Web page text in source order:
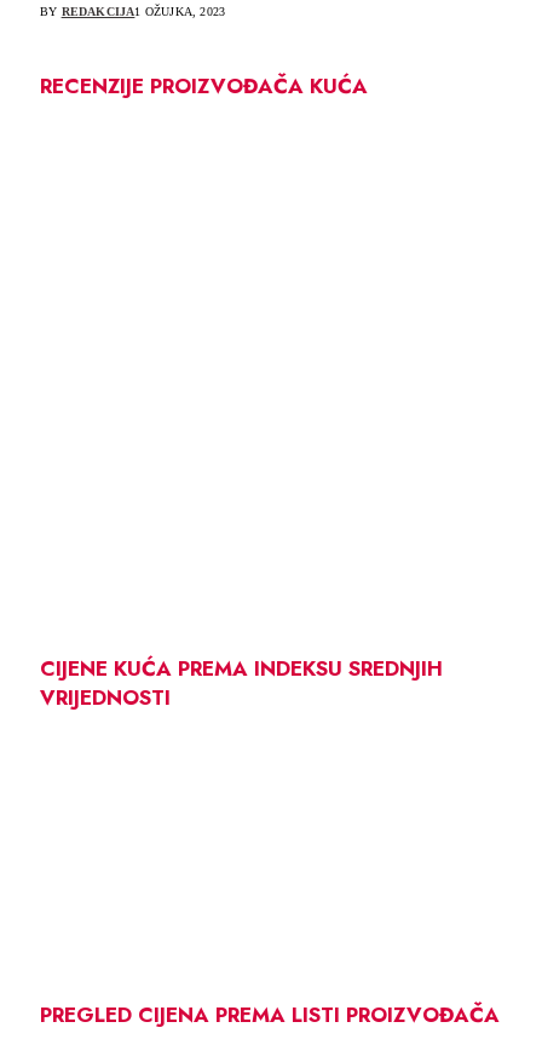
BY REDAKCIJA1 OŽUJKA, 2023
RECENZIJE PROIZVOĐAČA KUĆA
CIJENE KUĆA PREMA INDEKSU SREDNJIH
VRIJEDNOSTI
PREGLED CIJENA PREMA LISTI PROIZVOĐAČA